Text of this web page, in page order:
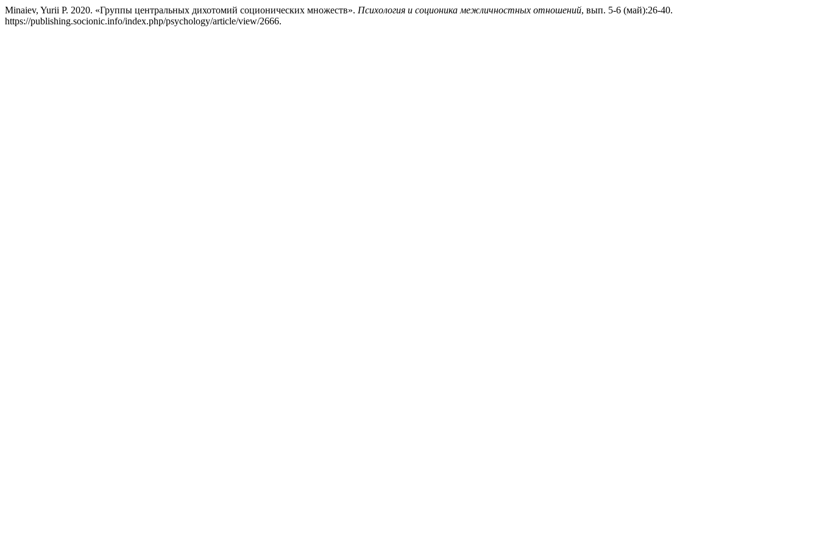
Minaiev, Yurii P. 2020. «Группы центральных дихотомий соционических множеств». Психология и соционика межличностных отношений, вып. 5-6 (май):26-40.
https://publishing.socionic.info/index.php/psychology/article/view/2666.